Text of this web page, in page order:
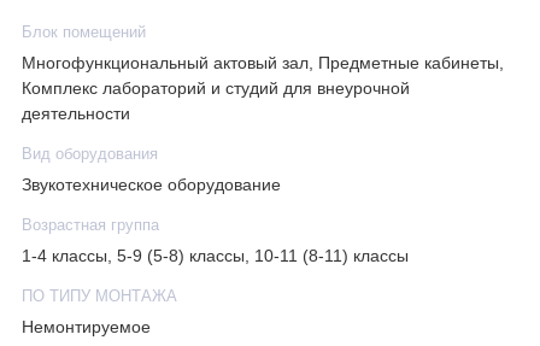
Блок помещений
Многофункциональный актовый зал, Предметные кабинеты,
Комплекс лабораторий и студий для внеурочной
деятельности
Вид оборудования
Звукотехническое оборудование
Возрастная группа
1-4 классы, 5-9 (5-8) классы, 10-11 (8-11) классы
ПО ТИПУ МОНТАЖА
Немонтируемое